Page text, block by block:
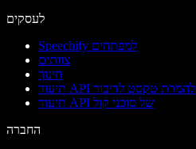
לעסקים
Speechify למפתחים
צוותים
חינוך
תיעוד API להמרת טקסט לדיבור
תיעוד API של סוכני קול
החברה